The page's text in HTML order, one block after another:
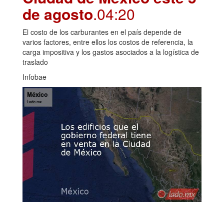
de agosto.04:20
El costo de los carburantes en el país depende de
varios factores, entre ellos los costos de referencia, la
carga impositiva y los gastos asociados a la logística de
traslado
Infobae